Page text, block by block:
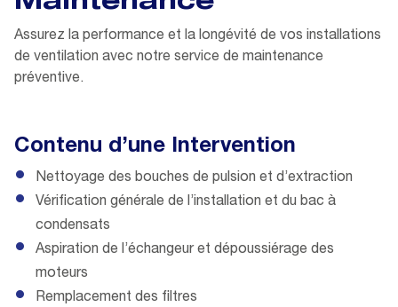
Assurez la performance et la longévité de vos installations
de ventilation avec notre service de maintenance
préventive.
Contenu d’une Intervention
Nettoyage des bouches de pulsion et d’extraction
Vérification générale de l’installation et du bac à
condensats
Aspiration de l’échangeur et dépoussiérage des
moteurs
Remplacement des filtres